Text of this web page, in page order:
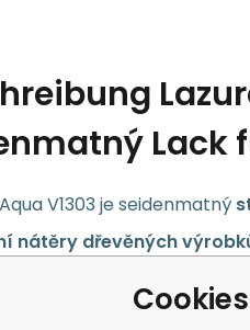
Lack
Aqua V1303 je seidenmatný
nátěry dřevěných
pro všechny druhy dřeva,
Cookies